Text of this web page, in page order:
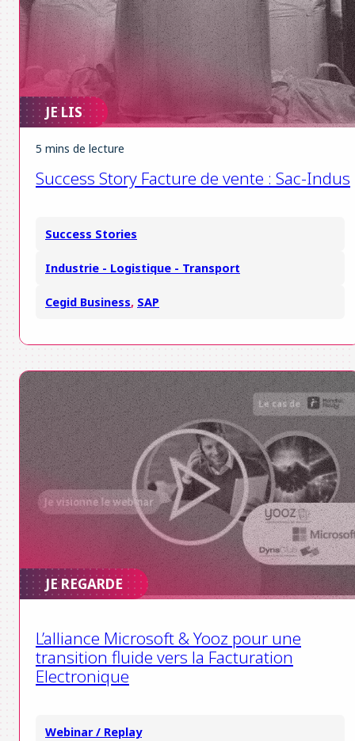
JE LIS
5 mins de lecture
Success Story Facture de vente : Sac-Indus
Success Stories
Industrie - Logistique - Transport
Cegid Business, SAP
JE REGARDE
L’alliance Microsoft & Yooz pour une
transition fluide vers la Facturation
Electronique
Webinar / Replay